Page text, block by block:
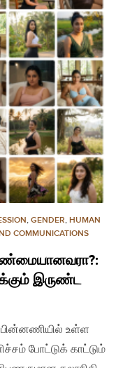
, GENDER, HUMAN
COMMUNICATIONS
இருண்ட
உள்ள
போட்டுக் காட்டும்